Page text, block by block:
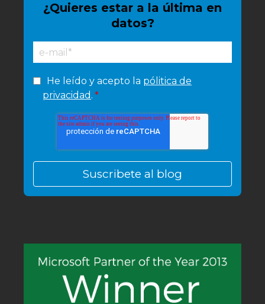
¿Quieres estar a la última en
datos?
He leído y acepto la pólitica de
privacidad . *